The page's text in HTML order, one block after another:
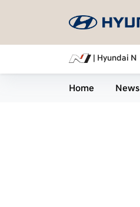
| Hyundai N
Home News